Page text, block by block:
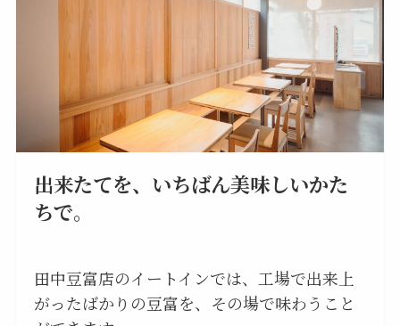
出来たてを、いちばん美味しいかた
ちで。
田中豆富店のイートインでは、工場で出来上
がったばかりの豆富を、その場で味わうこと